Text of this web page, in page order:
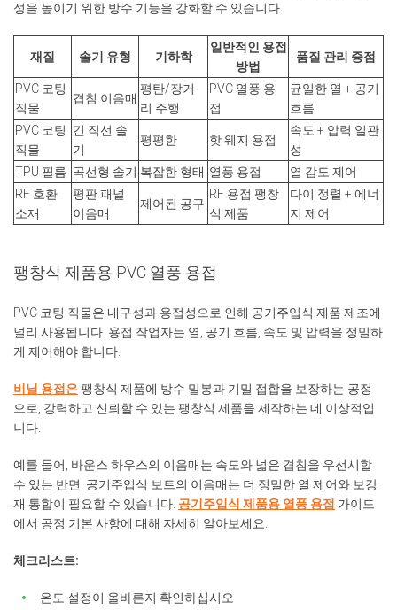
성을 높이기 위한 방수 기능을 강화할 수 있습니다.
재질 솔기 유형 기하학
일반적인 용접
방법
품질 관리 중점
PVC 코팅
직물
겹침 이음매
평탄/장거
리 주행
PVC 열풍 용
접
균일한 열 + 공기
흐름
PVC 코팅
직물
긴 직선 솔
기
평평한 핫 웨지 용접
속도 + 압력 일관
성
TPU 필름 곡선형 솔기 복잡한 형태 열풍 용접
열 감도 제어
RF 호환
소재
평판 패널
이음매
제어된 공구
RF 용접 팽창
식 제품
다이 정렬 + 에너
지 제어
팽창식 제품용 PVC 열풍 용접
PVC 코팅 직물은 내구성과 용접성으로 인해 공기주입식 제품 제조에
널리 사용됩니다. 용접 작업자는 열, 공기 흐름, 속도 및 압력을 정밀하
게 제어해야 합니다.
비닐 용접은 팽창식 제품에 방수 밀봉과 기밀 접합을 보장하는 공정
으로, 강력하고 신뢰할 수 있는 팽창식 제품을 제작하는 데 이상적입
니다.
예를 들어, 바운스 하우스의 이음매는 속도와 넓은 겹침을 우선시할
수 있는 반면, 공기주입식 보트의 이음매는 더 정밀한 열 제어와 보강
재 통합이 필요할 수 있습니다. 공기주입식 제품용 열풍 용접 가이드
에서 공정 기본 사항에 대해 자세히 알아보세요.
체크리스트:
온도 설정이 올바른지 확인하십시오